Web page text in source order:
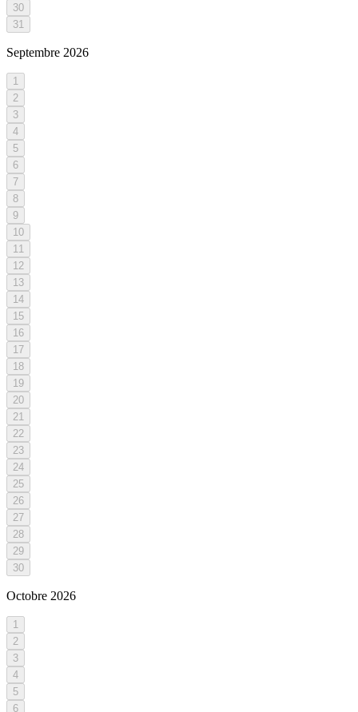
30
31
Septembre 2026
1
2
3
4
5
6
7
8
9
10
11
12
13
14
15
16
17
18
19
20
21
22
23
24
25
26
27
28
29
30
Octobre 2026
1
2
3
4
5
6